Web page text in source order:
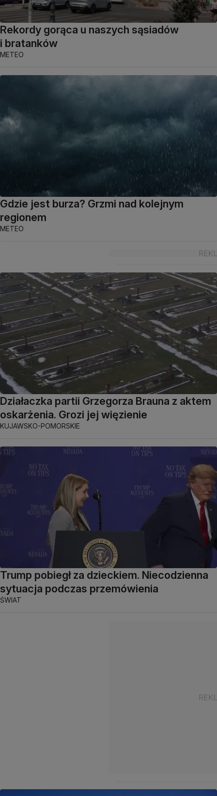
Rekordy gorąca u naszych sąsiadów
i bratanków
METEO
Gdzie jest burza? Grzmi nad kolejnym
regionem
METEO
Działaczka partii Grzegorza Brauna z aktem
oskarżenia. Grozi jej więzienie
KUJAWSKO-POMORSKIE
Trump pobiegł za dzieckiem. Niecodzienna
sytuacja podczas przemówienia
ŚWIAT